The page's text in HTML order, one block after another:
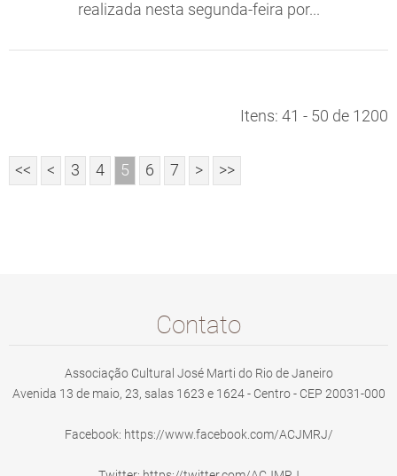
realizada nesta segunda-feira por...
Itens: 41 - 50 de 1200
<< < 3 4 5 6 7 > >>
Contato
Associação Cultural José Marti do Rio de Janeiro
Avenida 13 de maio, 23, salas 1623 e 1624 - Centro - CEP 20031-000
Facebook: https://www.facebook.com/ACJMRJ/